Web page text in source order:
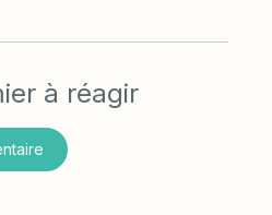
à réagir